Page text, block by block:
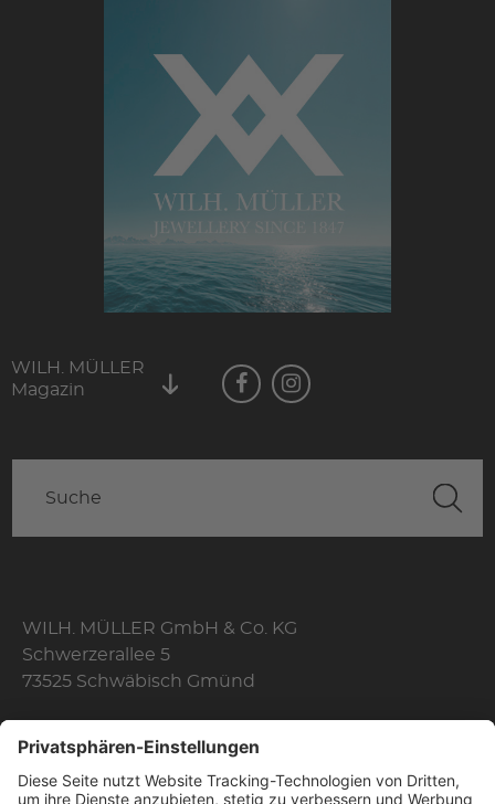
WILH. MÜLLER
Magazin
WILH. MÜLLER GmbH & Co. KG
Schwerzerallee 5
73525 Schwäbisch Gmünd
Telefon: +49 7171 356-0
Fax: +49 7171 356-174
E-Mail:info@wilhelmmueller.de